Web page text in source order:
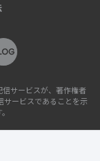
サービスが、著作権者
サービスであることを示